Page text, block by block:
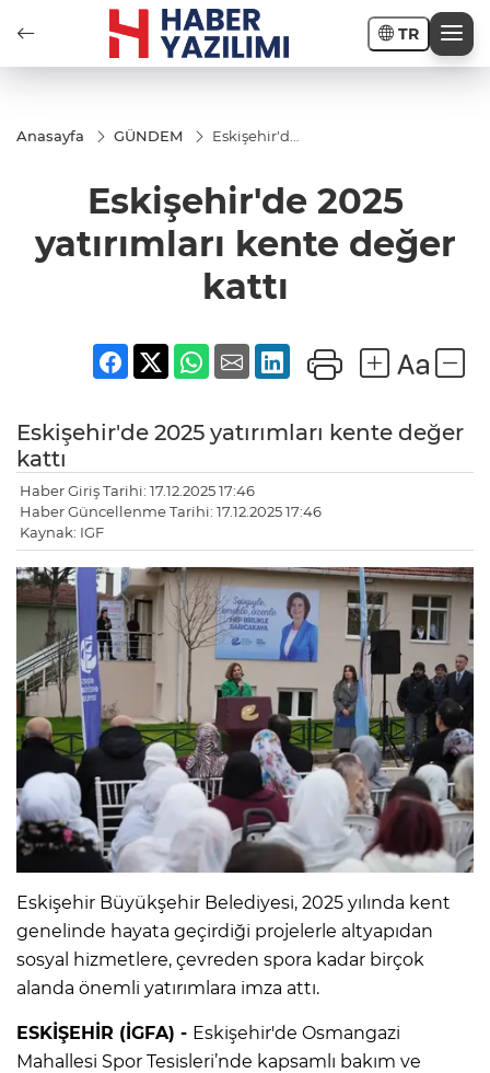
TR
Anasayfa GÜNDEM
Eskişehir'de
kente
değer kattı
Eskişehir'de 2025
yatırımları kente değer
kattı
Eskişehir'de 2025 yatırımları kente değer
kattı
Haber Giriş Tarihi: 17.12.2025 17:46
Haber Güncellenme Tarihi: 17.12.2025 17:46
Kaynak: IGF
Eskişehir Büyükşehir Belediyesi, 2025 yılında kent
genelinde hayata geçirdiği projelerle altyapıdan
sosyal hizmetlere, çevreden spora kadar birçok
alanda önemli yatırımlara imza attı.
ESKİŞEHİR (İGFA) - Eskişehir'de Osmangazi
Mahallesi Spor Tesisleri’nde kapsamlı bakım ve